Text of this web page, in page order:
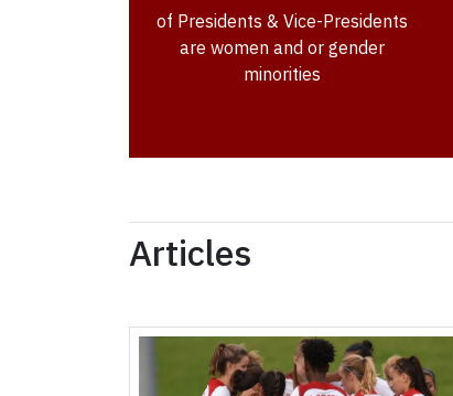
of Presidents & Vice-Presidents
are women and or gender
minorities
Articles